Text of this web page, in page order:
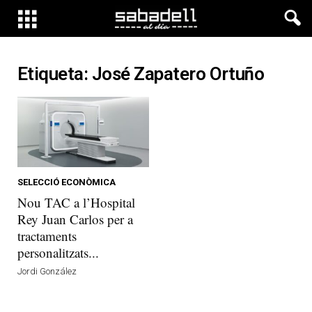
Etiqueta: José Zapatero Ortuño
SELECCIÓ ECONÒMICA
Nou TAC a l’Hospital
Rey Juan Carlos per a
tractaments
personalitzats...
Jordi González